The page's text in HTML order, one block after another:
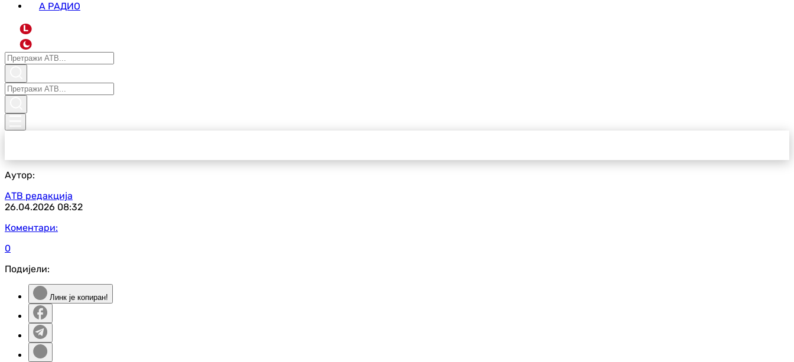
А РАДИО
L
Аутор:
АТВ редакција
26.04.2026 08:32
Коментари:
0
Подијели:
Линк је копиран!